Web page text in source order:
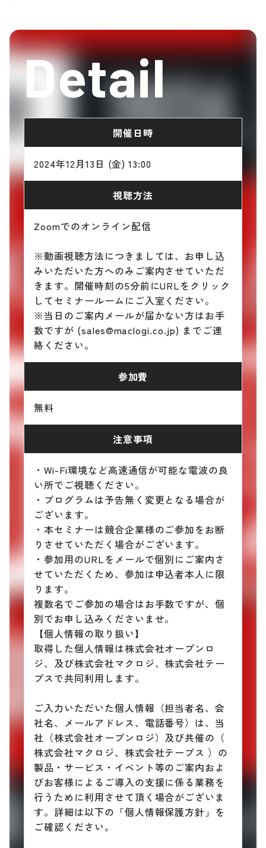
Detail
開催日時
2024年12月13日 (金) 13:00
視聴方法
Zoomでのオンライン配信
※動画視聴方法につきましては、お申し込
みいただいた方へのみご案内させていただ
きます。開催時刻の5分前にURLをクリック
してセミナールームにご入室ください。
※当日のご案内メールが届かない方はお手
数ですが (sales@maclogi.co.jp) までご連
絡ください。
参加費
無料
注意事項
・Wi-Fi環境など高速通信が可能な電波の良
い所でご視聴ください。
・プログラムは予告無く変更となる場合が
ございます。
・本セミナーは競合企業様のご参加をお断
りさせていただく場合がございます。
・参加用のURLをメールで個別にご案内さ
せていただくため、参加は申込者本人に限
ります。
複数名でご参加の場合はお手数ですが、個
別でお申し込みくださいませ。
【個人情報の取り扱い】
取得した個人情報は株式会社オープンロ
ジ、及び株式会社マクロジ、株式会社テー
プスで共同利用します。
ご入力いただいた個人情報（担当者名、会
社名、メールアドレス、電話番号）は、当
社（株式会社オープンロジ）及び共催の（
株式会社マクロジ、株式会社テープス ）の
製品・サービス・イベント等のご案内およ
びお客様によるご導入の支援に係る業務を
行うために利用させて頂く場合がございま
す。詳細は以下の「個人情報保護方針」を
ご確認ください。